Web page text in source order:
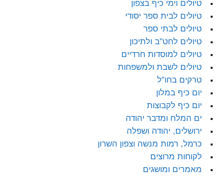
טיולים וימי כיף בצפון
טיולים לבית ספר יסודי
טיולים לבתי ספר
טיולים לחט"ב ולתיכון
טיולים למוסדות חרדיים
טיולים לשבת ולמשפחות
טרקים בחו"ל
יום כיף במלון
יום כיף לקבוצות
ים המלח ומדבר יהודה
ירושלים, יהודה ושפלה
כרמל, רמות מנשה וצפון השרון
לקוחות מרוצים
מאמרים ומושגים